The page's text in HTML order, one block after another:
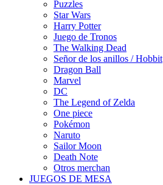
Puzzles
Star Wars
Harry Potter
Juego de Tronos
The Walking Dead
Señor de los anillos / Hobbit
Dragon Ball
Marvel
DC
The Legend of Zelda
One piece
Pokémon
Naruto
Sailor Moon
Death Note
Otros merchan
JUEGOS DE MESA